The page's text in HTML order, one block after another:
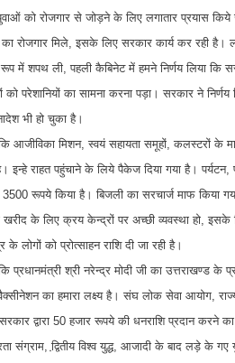
को रोजगार से जोड़ने के लिए लगातार प्रयास किये
का रोजगार मिले, इसके लिए सरकार कार्य कर
शपथ ली, पहली कैबिनेट में हमने निर्णय लिया कि
परेशानियों का सामना करना पड़ा। सरकार ने
भी हो चुका है।
मिशन, स्वयं सहायता समूहों, कलस्टरों के
इन्हे राहत पहुंचाने के लिये पैकेज दिया गया है।
रूपये किया है। बिजली का सरचार्ज माफ किया
के लिए क्रय केन्द्रों पर अच्छी व्यवस्था हो, इसके
के लोगों को प्रोत्साहन राशि दी जा रही है।
श्री नरेन्द्र मोदी जी का उत्तराखण्ड
का हमारा लक्ष्य है। संघ लोक सेवा आयोग,
द्वारा 50 हजार रूपये की धनराशि प्रदान करने का
संग्राम, द्वि़तीय विश्व युद्ध, आजादी के बाद लड़े के गए